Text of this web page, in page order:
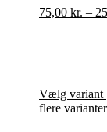
75,00 kr. –
Vælg variant
flere